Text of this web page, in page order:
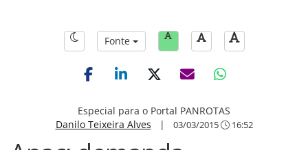
Fonte
Especial para o Portal PANROTAS
Danilo Teixeira Alves | 03/03/2015 16:52